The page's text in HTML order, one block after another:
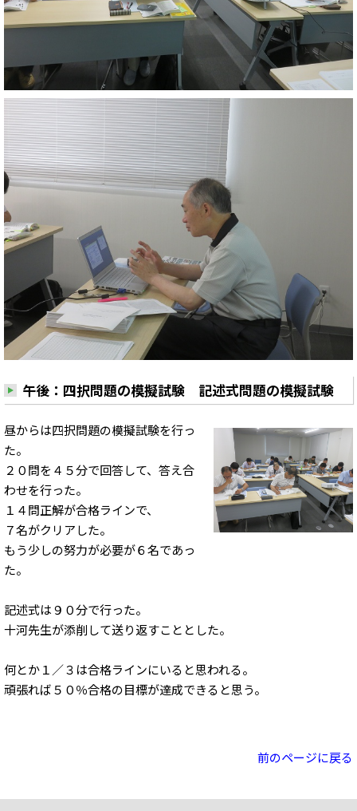
午後：四択問題の模擬試験 記述式問題の模擬試験
昼からは四択問題の模擬試験を行っ
た。
２０問を４５分で回答して、答え合
わせを行った。
１４問正解が合格ラインで、
７名がクリアした。
もう少しの努力が必要が６名であっ
た。
記述式は９０分で行った。
十河先生が添削して送り返すこととした。
何とか１／３は合格ラインにいると思われる。
頑張れば５０％合格の目標が達成できると思う。
前のページに戻る